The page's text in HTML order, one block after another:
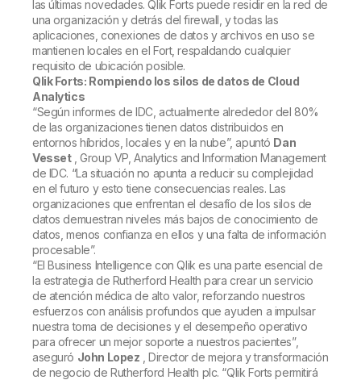
las últimas novedades. Qlik Forts puede residir en la red de
una organización y detrás del firewall, y todas las
aplicaciones, conexiones de datos y archivos en uso se
mantienen locales en el Fort, respaldando cualquier
requisito de ubicación posible.
Qlik Forts: Rompiendo los silos de datos de Cloud
Analytics
“Según informes de IDC, actualmente alrededor del 80%
de las organizaciones tienen datos distribuidos en
entornos híbridos, locales y en la nube”, apuntó Dan
Vesset, Group VP, Analytics and Information Management
de IDC. “La situación no apunta a reducir su complejidad
en el futuro y esto tiene consecuencias reales. Las
organizaciones que enfrentan el desafío de los silos de
datos demuestran niveles más bajos de conocimiento de
datos, menos confianza en ellos y una falta de información
procesable”.
“El Business Intelligence con Qlik es una parte esencial de
la estrategia de Rutherford Health para crear un servicio
de atención médica de alto valor, reforzando nuestros
esfuerzos con análisis profundos que ayuden a impulsar
nuestra toma de decisiones y el desempeño operativo
para ofrecer un mejor soporte a nuestros pacientes”,
aseguró John Lopez , Director de mejora y transformación
de negocio de Rutherford Health plc. “Qlik Forts permitirá